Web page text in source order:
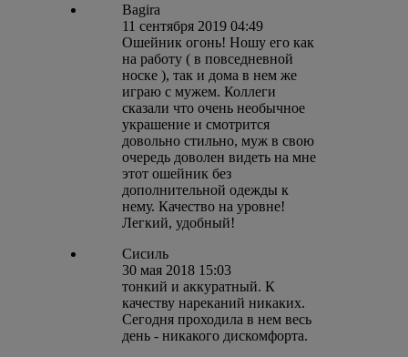
Bagira
11 сентября 2019 04:49
Ошейник огонь! Ношу его как
на работу ( в повседневной
носке ), так и дома в нем же
играю с мужем. Коллеги
сказали что очень необычное
украшение и смотрится
довольно стильно, муж в свою
очередь доволен видеть на мне
этот ошейник без
дополнительной одежды к
нему. Качество на уровне!
Легкий, удобный!
Сисиль
30 мая 2018 15:03
тонкий и аккуратный. К
качеству нареканий никаких.
Сегодня проходила в нем весь
день - никакого дискомфорта.